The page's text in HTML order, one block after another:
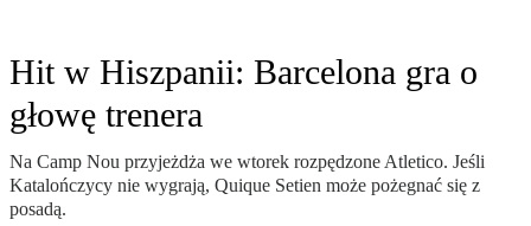
Hit w Hiszpanii: Barcelona gra o
głowę trenera
Na Camp Nou przyjeżdża we wtorek rozpędzone Atletico. Jeśli
Katalończycy nie wygrają, Quique Setien może pożegnać się z
posadą.